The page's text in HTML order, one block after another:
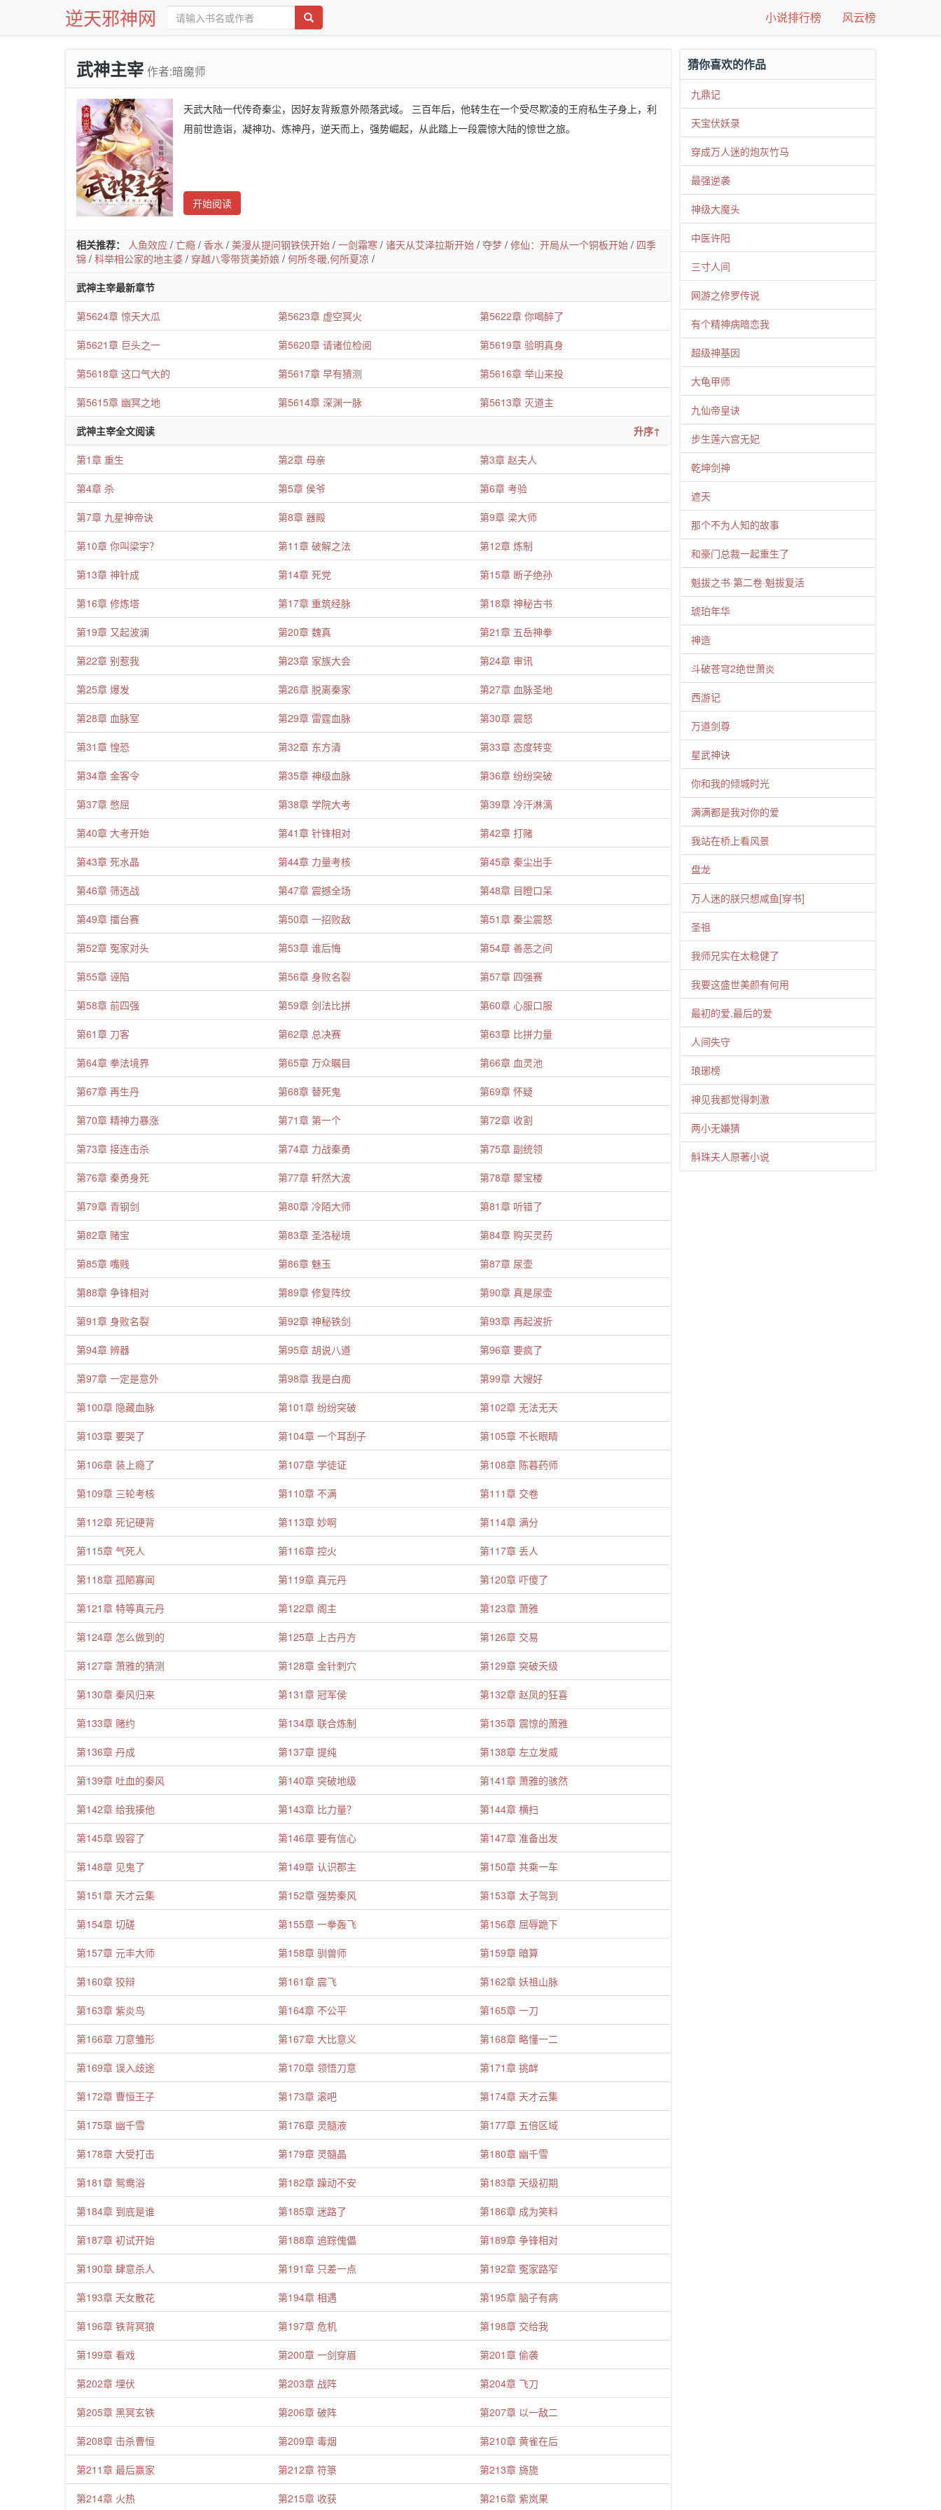
逆天邪神网 小说排行榜 风云榜
武神主宰 作者:暗魔师
天武大陆一代传奇秦尘，因好友背叛意外陨落武域。 三百年后，他转生在一个受尽欺凌的王府私生子身上，利
用前世造诣，凝神功、炼神丹，逆天而上，强势崛起，从此踏上一段震惊大陆的惊世之旅。
开始阅读
相关推荐： 人鱼效应 / 亡瘾 / 香水 / 美漫从提问钢铁侠开始 / 一剑霜寒 / 诸天从艾泽拉斯开始 / 夺梦 / 修仙：开局从一个铜板开始 / 四季
锦 / 科举相公家的地主婆 / 穿越八零带货美娇娘 / 何所冬暖,何所夏凉 /
武神主宰最新章节
第5624章 惊天大瓜 第5623章 虚空冥火 第5622章 你喝醉了
第5621章 巨头之一 第5620章 请诸位检阅 第5619章 验明真身
第5618章 这口气大的 第5617章 早有猜测 第5616章 举山来投
第5615章 幽冥之地 第5614章 深渊一脉 第5613章 灭道主
武神主宰全文阅读 升序↑
第1章 重生 第2章 母亲 第3章 赵夫人
第4章 杀 第5章 侯爷 第6章 考验
第7章 九星神帝诀 第8章 器殿 第9章 梁大师
第10章 你叫梁宇？ 第11章 破解之法 第12章 炼制
第13章 神针成 第14章 死党 第15章 断子绝孙
第16章 修炼塔 第17章 重筑经脉 第18章 神秘古书
第19章 又起波澜 第20章 魏真 第21章 五岳神拳
第22章 别惹我 第23章 家族大会 第24章 审讯
第25章 爆发 第26章 脱离秦家 第27章 血脉圣地
第28章 血脉室 第29章 雷霆血脉 第30章 震怒
第31章 惶恐 第32章 东方清 第33章 态度转变
第34章 金客令 第35章 神级血脉 第36章 纷纷突破
第37章 憋屈 第38章 学院大考 第39章 冷汗淋漓
第40章 大考开始 第41章 针锋相对 第42章 打赌
第43章 死水晶 第44章 力量考核 第45章 秦尘出手
第46章 筛选战 第47章 震撼全场 第48章 目瞪口呆
第49章 擂台赛 第50章 一招败敌 第51章 秦尘震怒
第52章 冤家对头 第53章 谁后悔 第54章 善恶之间
第55章 诬陷 第56章 身败名裂 第57章 四强赛
第58章 前四强 第59章 剑法比拼 第60章 心服口服
第61章 刀客 第62章 总决赛 第63章 比拼力量
第64章 拳法境界 第65章 万众瞩目 第66章 血灵池
第67章 再生丹 第68章 替死鬼 第69章 怀疑
第70章 精神力暴涨 第71章 第一个 第72章 收割
第73章 接连击杀 第74章 力战秦勇 第75章 副统领
第76章 秦勇身死 第77章 轩然大波 第78章 聚宝楼
第79章 青钢剑 第80章 冷陌大师 第81章 听错了
第82章 赌宝 第83章 圣洛秘境 第84章 购买灵药
第85章 嘴贱 第86章 魅玉 第87章 尿壶
第88章 争锋相对 第89章 修复阵纹 第90章 真是尿壶
第91章 身败名裂 第92章 神秘铁剑 第93章 再起波折
第94章 辨器 第95章 胡说八道 第96章 要疯了
第97章 一定是意外 第98章 我是白痴 第99章 大嫂好
第100章 隐藏血脉 第101章 纷纷突破 第102章 无法无天
第103章 要哭了 第104章 一个耳刮子 第105章 不长眼睛
第106章 装上瘾了 第107章 学徒证 第108章 陈暮药师
第109章 三轮考核 第110章 不满 第111章 交卷
第112章 死记硬背 第113章 妙啊 第114章 满分
第115章 气死人 第116章 控火 第117章 丢人
第118章 孤陋寡闻 第119章 真元丹 第120章 吓傻了
第121章 特等真元丹 第122章 阁主 第123章 萧雅
第124章 怎么做到的 第125章 上古丹方 第126章 交易
第127章 萧雅的猜测 第128章 金针刺穴 第129章 突破天级
第130章 秦风归来 第131章 冠军侯 第132章 赵凤的狂喜
第133章 赌约 第134章 联合炼制 第135章 震惊的萧雅
第136章 丹成 第137章 提纯 第138章 左立发威
第139章 吐血的秦风 第140章 突破地级 第141章 萧雅的骇然
第142章 给我揍他 第143章 比力量？ 第144章 横扫
第145章 毁容了 第146章 要有信心 第147章 准备出发
第148章 见鬼了 第149章 认识郡主 第150章 共乘一车
第151章 天才云集 第152章 强势秦风 第153章 太子驾到
第154章 切磋 第155章 一拳轰飞 第156章 屈辱跪下
第157章 元丰大师 第158章 驯兽师 第159章 暗算
第160章 狡辩 第161章 震飞 第162章 妖祖山脉
第163章 紫炎鸟 第164章 不公平 第165章 一刀
第166章 刀意雏形 第167章 大比意义 第168章 略懂一二
第169章 误入歧途 第170章 领悟刀意 第171章 挑衅
第172章 曹恒王子 第173章 滚吧 第174章 天才云集
第175章 幽千雪 第176章 灵髓液 第177章 五倍区域
第178章 大受打击 第179章 灵髓晶 第180章 幽千雪
第181章 鸳鸯浴 第182章 躁动不安 第183章 天级初期
第184章 到底是谁 第185章 迷路了 第186章 成为笑料
第187章 初试开始 第188章 追踪傀儡 第189章 争锋相对
第190章 肆意杀人 第191章 只差一点 第192章 冤家路窄
第193章 天女散花 第194章 相遇 第195章 脑子有病
第196章 铁背冥狼 第197章 危机 第198章 交给我
第199章 看戏 第200章 一剑穿眉 第201章 偷袭
第202章 埋伏 第203章 战阵 第204章 飞刀
第205章 黑冥玄铁 第206章 破阵 第207章 以一敌二
第208章 击杀曹恒 第209章 毒烟 第210章 黄雀在后
第211章 最后赢家 第212章 符箓 第213章 旖旎
第214章 火热 第215章 收获 第216章 紫岚果
猜你喜欢的作品
九鼎记
天宝伏妖录
穿成万人迷的炮灰竹马
最强逆袭
神级大魔头
中医许阳
三寸人间
网游之修罗传说
有个精神病暗恋我
超级神基因
大龟甲师
九仙帝皇诀
步生莲六宫无妃
乾坤剑神
遮天
那个不为人知的故事
和豪门总裁一起重生了
魁拔之书·第二卷·魁拔复活
琥珀年华
神造
斗破苍穹2绝世萧炎
西游记
万道剑尊
星武神诀
你和我的倾城时光
满满都是我对你的爱
我站在桥上看风景
盘龙
万人迷的朕只想咸鱼[穿书]
圣祖
我师兄实在太稳健了
我要这盛世美颜有何用
最初的爱,最后的爱
人间失守
琅琊榜
神见我都觉得刺激
两小无嫌猜
斛珠夫人原著小说